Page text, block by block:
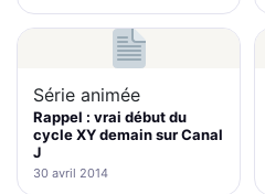
Série animée
Rappel : vrai début du
cycle XY demain sur Canal
J
30 avril 2014